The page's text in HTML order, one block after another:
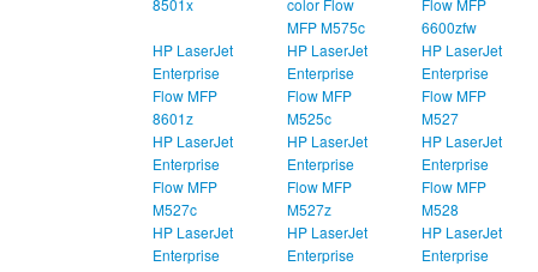
8501x
color Flow
MFP M575c
Flow MFP
6600zfw
HP LaserJet
Enterprise
Flow MFP
8601z
HP LaserJet
Enterprise
Flow MFP
M525c
HP LaserJet
Enterprise
Flow MFP
M527
HP LaserJet
Enterprise
Flow MFP
M527c
HP LaserJet
Enterprise
Flow MFP
M527z
HP LaserJet
Enterprise
Flow MFP
M528
HP LaserJet
Enterprise
HP LaserJet
Enterprise
HP LaserJet
Enterprise